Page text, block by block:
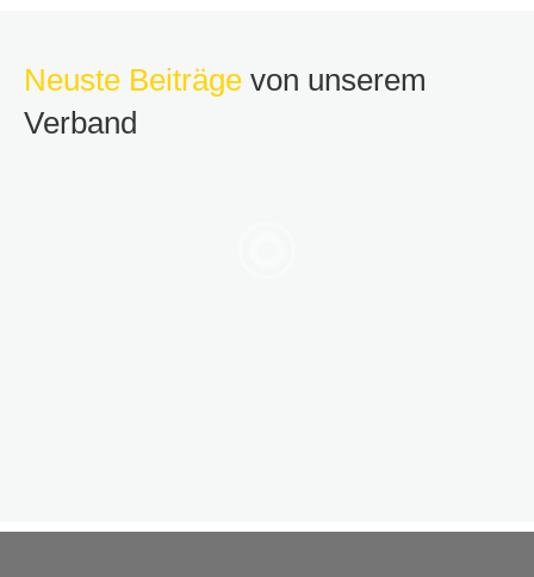
Neuste Beiträge von unserem
Verband